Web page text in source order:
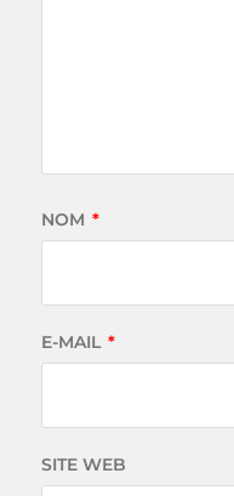
NOM *
E-MAIL *
SITE WEB